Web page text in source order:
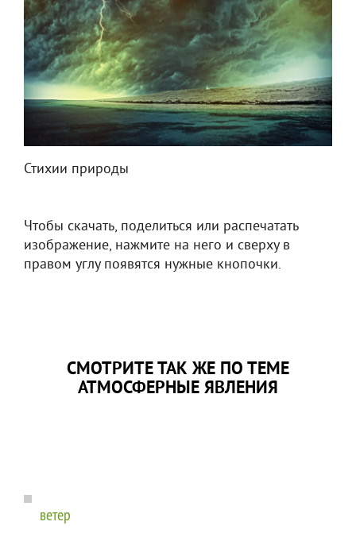
Стихии природы
Чтобы скачать, поделиться или распечатать
изображение, нажмите на него и сверху в
правом углу появятся нужные кнопочки.
СМОТРИТЕ ТАК ЖЕ ПО ТЕМЕ
АТМОСФЕРНЫЕ ЯВЛЕНИЯ
ветер